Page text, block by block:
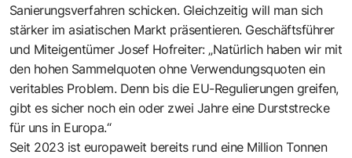
Sanierungsverfahren schicken. Gleichzeitig will man sich
stärker im asiatischen Markt präsentieren. Geschäftsführer
und Miteigentümer Josef Hofreiter: „Natürlich haben wir mit
den hohen Sammelquoten ohne Verwendungsquoten ein
veritables Problem. Denn bis die EU-Regulierungen greifen,
gibt es sicher noch ein oder zwei Jahre eine Durststrecke
für uns in Europa.“
Seit 2023 ist europaweit bereits rund eine Million Tonnen